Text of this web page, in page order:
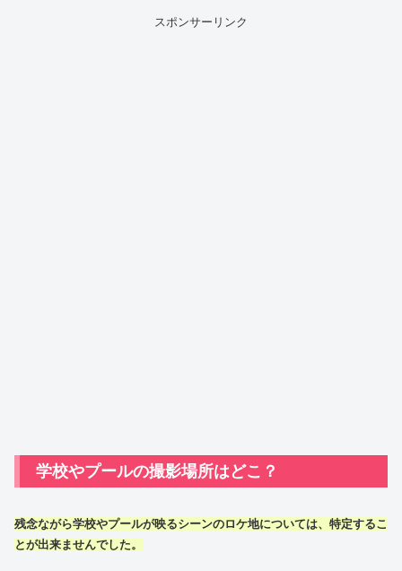
スポンサーリンク
学校やプールの撮影場所はどこ？
残念ながら学校やプールが映るシーンのロケ地については、特定するこ
とが出来ませんでした。